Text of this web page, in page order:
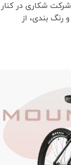
شکاری در کنار
رنگ بندی، از